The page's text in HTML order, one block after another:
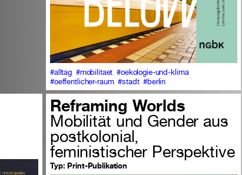
#alltag #mobilitaet #oekologie-und-klima
#oeffentlicher-raum #stadt #berlin
Reframing Worlds
Mobilität und Gender aus
postkolonial,
feministischer Perspektive
Typ: Print-Publikation